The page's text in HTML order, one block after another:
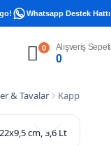
Whatsapp Destek Hattı –
0 Alışveriş Sepeti
0
& Tavalar Kapp